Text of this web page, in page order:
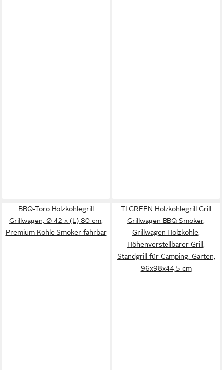
BBQ-Toro Holzkohlegrill
Grillwagen, Ø 42 x (L) 80 cm,
Premium Kohle Smoker fahrbar
TLGREEN Holzkohlegrill Grill
Grillwagen BBQ Smoker,
Grillwagen Holzkohle,
Höhenverstellbarer Grill,
Standgrill für Camping, Garten,
96x98x44,5 cm